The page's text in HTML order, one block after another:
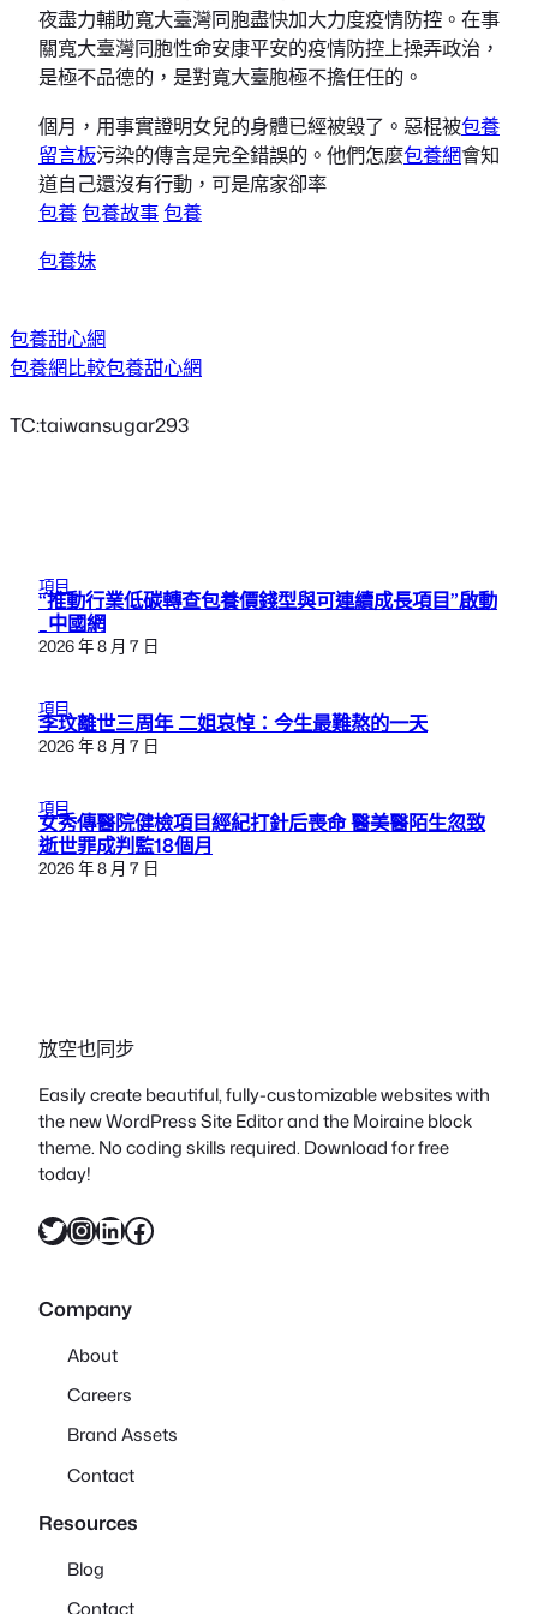
夜盡力輔助寬大臺灣同胞盡快加大力度疫情防控。在事
關寬大臺灣同胞性命安康平安的疫情防控上操弄政治，
是極不品德的，是對寬大臺胞極不擔任任的。
個月，用事實證明女兒的身體已經被毀了。惡棍被包養
留言板污染的傳言是完全錯誤的。他們怎麼包養網會知
道自己還沒有行動，可是席家卻率
包養包養故事包養
包養妹
包養甜心網
包養網比較包養甜心網
TC:taiwansugar293
項目
“推動行業低碳轉查包養價錢型與可連續成長項目”啟動
_中國網
2026 年 8 月 7 日
項目
李玟離世三周年 二姐哀悼：今生最難熬的一天
2026 年 8 月 7 日
項目
女秀傳醫院健檢項目經紀打針后喪命 醫美醫陌生忽致
逝世罪成判監18個月
2026 年 8 月 7 日
放空也同步
Easily create beautiful, fully-customizable websites with
the new WordPress Site Editor and the Moiraine block
theme. No coding skills required. Download for free
today!
X InstagramLinkedIn Facebook
Company
About
Careers
Brand Assets
Contact
Resources
Blog